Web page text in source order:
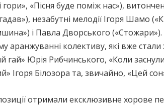
гори», «Пісня буде поміж нас»),
незабутні мелодії Ігоря Шамо
і Павла Дворського («Стожари»).
аранжуванні колективу, які вже
гай» Юрія Рибчинського, «Коли
Ігоря Білозора та, звичайно, «Цей
отримали ексклюзивне хорове